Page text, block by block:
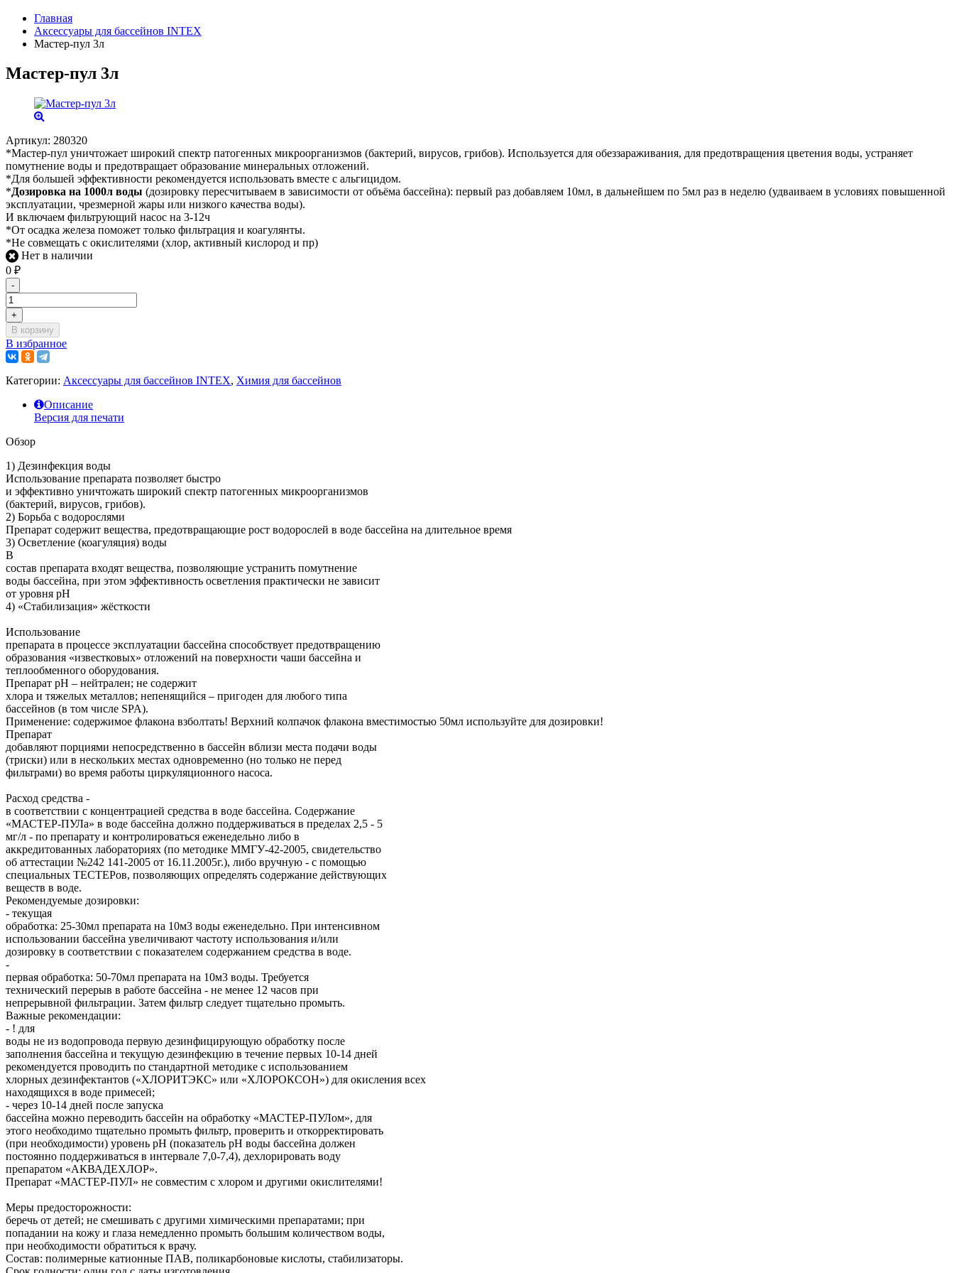
Главная
Аксессуары для бассейнов INTEX
Мастер-пул 3л
Мастер-пул 3л
Артикул: 280320
*Мастер-пул уничтожает широкий спектр патогенных микроорганизмов (бактерий, вирусов, грибов). Используется для обеззараживания, для предотвращения цветения воды, устраняет
помутнение воды и предотвращает образование минеральных отложений.
*Для большей эффективности рекомендуется использовать вместе с альгицидом.
*Дозировка на 1000л воды (дозировку пересчитываем в зависимости от объёма бассейна): первый раз добавляем 10мл, в дальнейшем по 5мл раз в неделю (удваиваем в условиях повышенной
эксплуатации, чрезмерной жары или низкого качества воды).
И включаем фильтрующий насос на 3-12ч
*От осадка железа поможет только фильтрация и коагулянты.
*Не совмещать с окислителями (хлор, активный кислород и пр)
Нет в наличии
0 ₽
-
+
В корзину
В избранное
Категории: Аксессуары для бассейнов INTEX, Химия для бассейнов
Описание
Версия для печати
Обзор
1) Дезинфекция воды
Использование препарата позволяет быстро
и эффективно уничтожать широкий спектр патогенных микроорганизмов
(бактерий, вирусов, грибов).
2) Борьба с водорослями
Препарат содержит вещества, предотвращающие рост водорослей в воде бассейна на длительное время
3) Осветление (коагуляция) воды
В
состав препарата входят вещества, позволяющие устранить помутнение
воды бассейна, при этом эффективность осветления практически не зависит
от уровня рН
4) «Стабилизация» жёсткости
Использование
препарата в процессе эксплуатации бассейна способствует предотвращению
образования «известковых» отложений на поверхности чаши бассейна и
теплообменного оборудования.
Препарат рН – нейтрален; не содержит
хлора и тяжелых металлов; непенящийся – пригоден для любого типа
бассейнов (в том числе SPA).
Применение: содержимое флакона взболтать! Верхний колпачок флакона вместимостью 50мл используйте для дозировки!
Препарат
добавляют порциями непосредственно в бассейн вблизи места подачи воды
(триски) или в нескольких местах одновременно (но только не перед
фильтрами) во время работы циркуляционного насоса.
Расход средства -
в соответствии с концентрацией средства в воде бассейна. Содержание
«МАСТЕР-ПУЛа» в воде бассейна должно поддерживаться в пределах 2,5 - 5
мг/л - по препарату и контролироваться еженедельно либо в
аккредитованных лабораториях (по методике ММГУ-42-2005, свидетельство
об аттестации №242 141-2005 от 16.11.2005г.), либо вручную - с помощью
специальных ТЕСТЕРов, позволяющих определять содержание действующих
веществ в воде.
Рекомендуемые дозировки:
- текущая
обработка: 25-30мл препарата на 10м3 воды еженедельно. При интенсивном
использовании бассейна увеличивают частоту использования и/или
дозировку в соответствии с показателем содержанием средства в воде.
-
первая обработка: 50-70мл препарата на 10м3 воды. Требуется
технический перерыв в работе бассейна - не менее 12 часов при
непрерывной фильтрации. Затем фильтр следует тщательно промыть.
Важные рекомендации:
- ! для
воды не из водопровода первую дезинфицирующую обработку после
заполнения бассейна и текущую дезинфекцию в течение первых 10-14 дней
рекомендуется проводить по стандартной методике с использованием
хлорных дезинфектантов («ХЛОРИТЭКС» или «ХЛОРОКСОН») для окисления всех
находящихся в воде примесей;
- через 10-14 дней после запуска
бассейна можно переводить бассейн на обработку «МАСТЕР-ПУЛом», для
этого необходимо тщательно промыть фильтр, проверить и откорректировать
(при необходимости) уровень рН (показатель рН воды бассейна должен
постоянно поддерживаться в интервале 7,0-7,4), дехлорировать воду
препаратом «АКВАДЕХЛОР».
Препарат «МАСТЕР-ПУЛ» не совместим с хлором и другими окислителями!
Меры предосторожности:
беречь от детей; не смешивать с другими химическими препаратами; при
попадании на кожу и глаза немедленно промыть большим количеством воды,
при необходимости обратиться к врачу.
Состав: полимерные катионные ПАВ, поликарбоновые кислоты, стабилизаторы.